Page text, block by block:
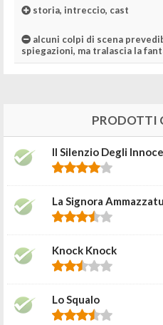
storia, intreccio, cast
alcuni colpi di scena
spiegazioni, ma tralascia la
PRODOTTI
Il Silenzio Degli
La Signora
Knock Knock
Lo Squalo